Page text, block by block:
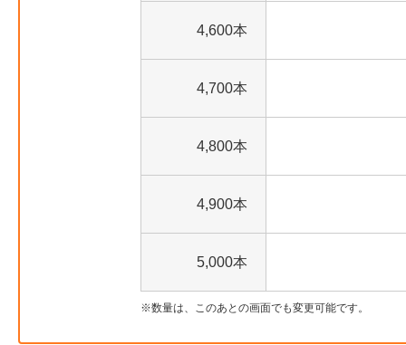
4,600本
4,700本
4,800本
4,900本
5,000本
数量は、このあとの画面でも変更可能です。